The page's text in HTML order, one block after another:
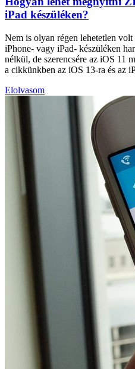
iPad készüléken?
Nem is olyan régen lehetetlen
iPhone- vagy iPad- készüléken
nélkül, de szerencsére az iOS 11
a cikkünkben az iOS 13-ra és az
Elolvasom